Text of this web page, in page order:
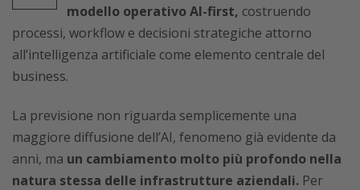
modello operativo AI-first, costruendo
processi, workflow e decisioni strategiche attorno
all’intelligenza artificiale come elemento centrale del
business.
La previsione non riguarda semplicemente una
maggiore diffusione dell’AI, fenomeno già evidente da
anni, ma un cambiamento molto più profondo nella
natura stessa delle infrastrutture aziendali. Per